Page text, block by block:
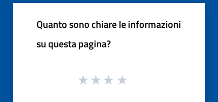
Quanto sono chiare le informazioni
su questa pagina?